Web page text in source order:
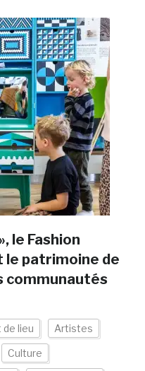
le Fashion
le patrimoine de
communautés
lieu Artistes
Culture